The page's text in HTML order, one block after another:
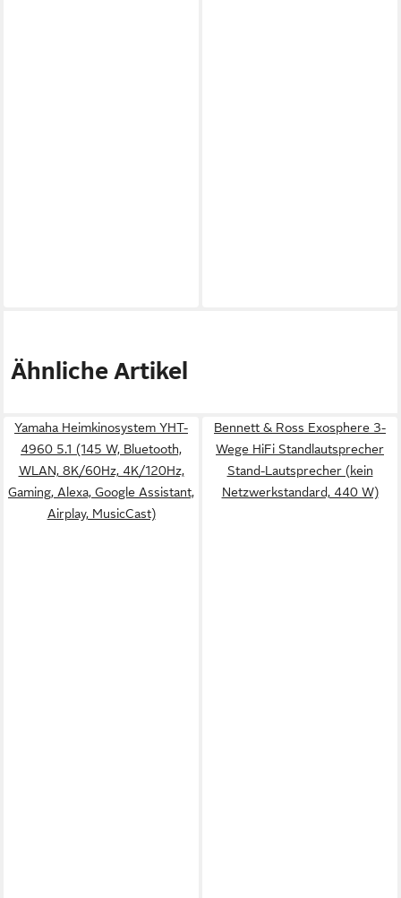
Ähnliche Artikel
Yamaha Heimkinosystem YHT-
4960 5.1 (145 W, Bluetooth,
WLAN, 8K/60Hz, 4K/120Hz,
Gaming, Alexa, Google Assistant,
Airplay, MusicCast)
Bennett & Ross Exosphere 3-
Wege HiFi Standlautsprecher
Stand-Lautsprecher (kein
Netzwerkstandard, 440 W)